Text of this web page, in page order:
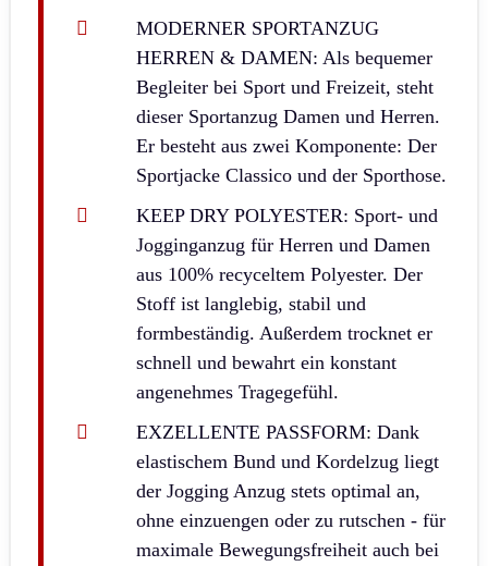
MODERNER SPORTANZUG
HERREN & DAMEN: Als bequemer
Begleiter bei Sport und Freizeit, steht
dieser Sportanzug Damen und Herren.
Er besteht aus zwei Komponente: Der
Sportjacke Classico und der Sporthose.
KEEP DRY POLYESTER: Sport- und
Jogginganzug für Herren und Damen
aus 100% recyceltem Polyester. Der
Stoff ist langlebig, stabil und
formbeständig. Außerdem trocknet er
schnell und bewahrt ein konstant
angenehmes Tragegefühl.
EXZELLENTE PASSFORM: Dank
elastischem Bund und Kordelzug liegt
der Jogging Anzug stets optimal an,
ohne einzuengen oder zu rutschen - für
maximale Bewegungsfreiheit auch bei